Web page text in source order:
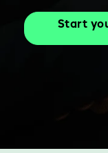
Start